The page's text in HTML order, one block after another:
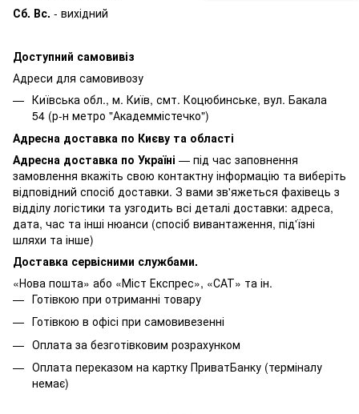
Сб. Вс. - вихідний
Доступний самовивіз
Адреси для самовивозу
Київська обл., м. Київ, смт. Коцюбинське, вул. Бакала
54 (р-н метро "Академмістечко")
Адресна доставка по Києву та області
Адресна доставка по Україні — під час заповнення
замовлення вкажіть свою контактну інформацію та виберіть
відповідний спосіб доставки. З вами зв'яжеться фахівець з
відділу логістики та узгодить всі деталі доставки: адреса,
дата, час та інші нюанси (спосіб вивантаження, під'їзні
шляхи та інше)
Доставка сервісними службами.
«Нова пошта» або «Міст Експрес», «САТ» та ін.
Готівкою при отриманні товару
Готівкою в офісі при самовивезенні
Оплата за безготівковим розрахунком
Оплата переказом на картку ПриватБанку (терміналу
немає)